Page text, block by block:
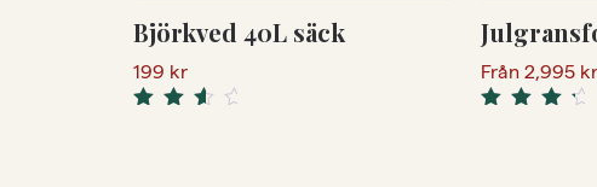
Björkved 40L säck
199 kr Från 2,995 kr